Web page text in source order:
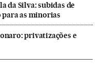
da Silva: subidas de
as minorias
privatizações e